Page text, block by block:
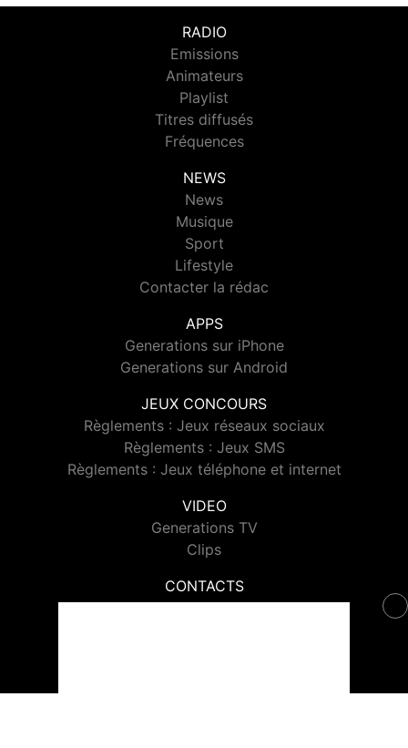
RADIO
Emissions
Animateurs
Playlist
Titres diffusés
Fréquences
NEWS
News
Musique
Sport
Lifestyle
Contacter la rédac
APPS
Generations sur iPhone
Generations sur Android
JEUX CONCOURS
Règlements : Jeux réseaux sociaux
Règlements : Jeux SMS
Règlements : Jeux téléphone et internet
VIDEO
Generations TV
Clips
CONTACTS
Contacter Generations